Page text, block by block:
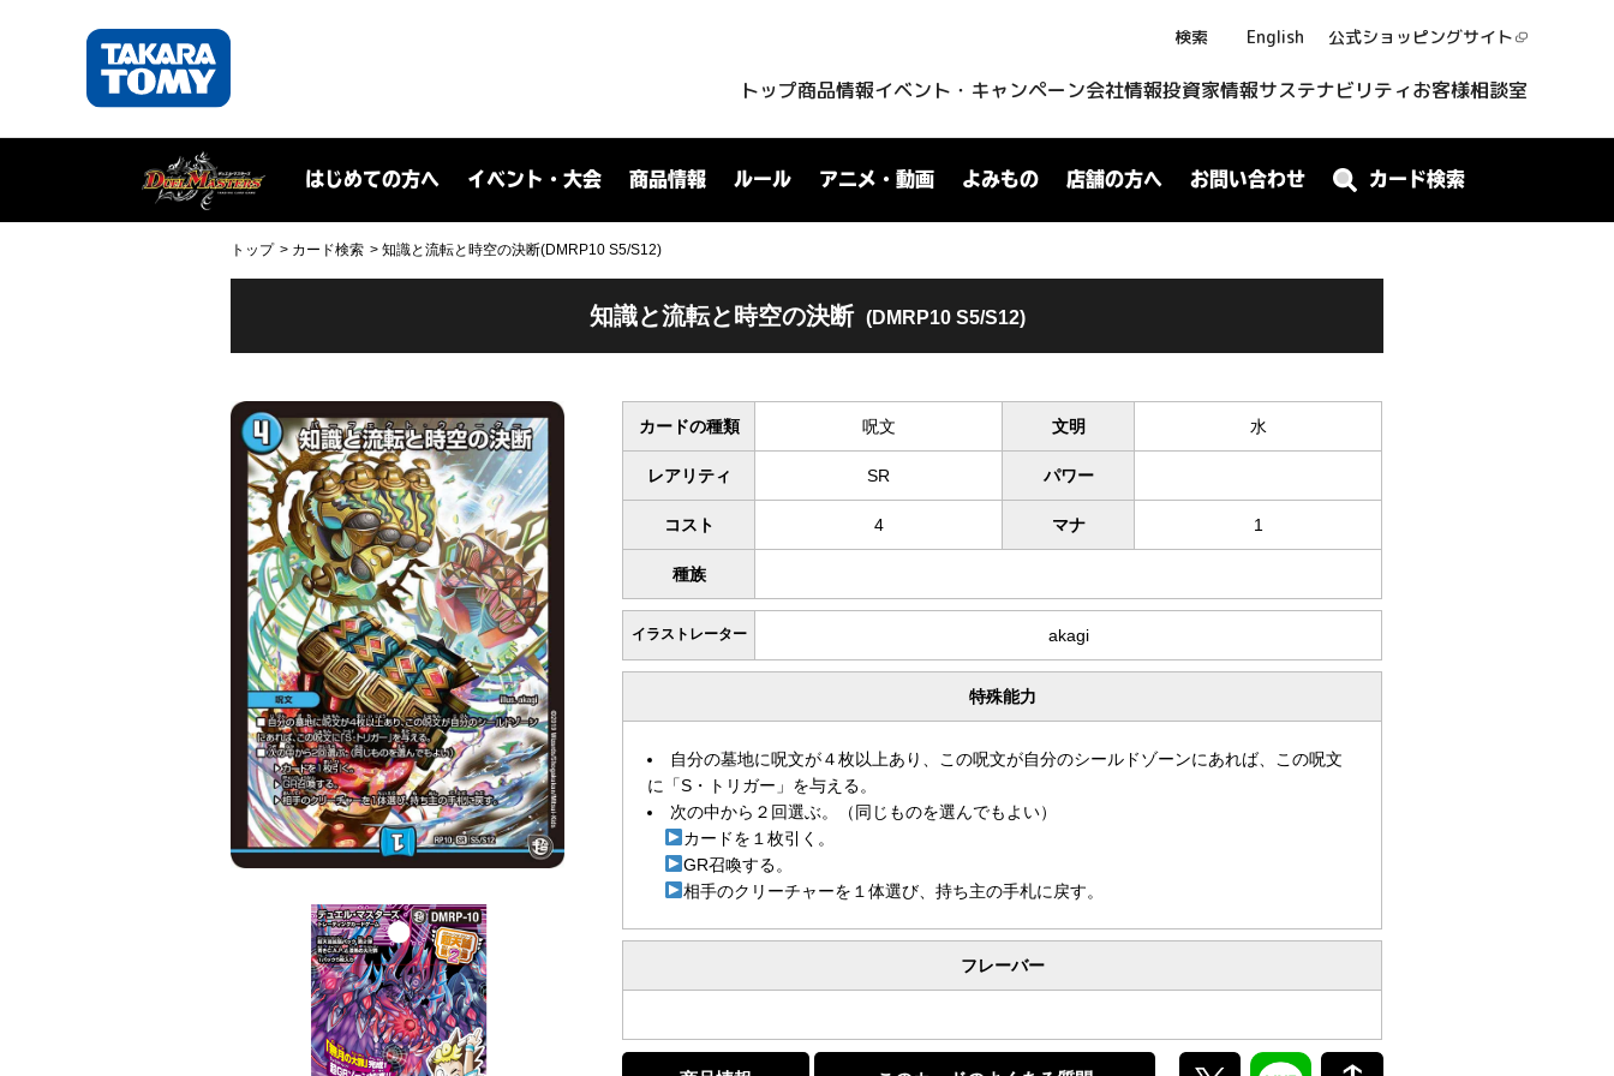
検索 English 公式ショッピングサイト
トップ商品情報イベント・キャンペーン会社情報投資家情報サステナビリティお客様相談室
はじめての方へ イベント・大会 商品情報 ルール アニメ・動画 よみもの 店舗の方へ お問い合わせ カード検索
トップ カード検索 知識と流転と時空の決断(DMRP10 S5/S12)
知識と流転と時空の決断 (DMRP10 S5/S12)
カードの種類 呪文 文明 水
レアリティ SR パワー
コスト 4 マナ 1
種族
イラストレーター akagi
特殊能力
自分の墓地に呪文が４枚以上あり、この呪文が自分のシールドゾーンにあれば、この呪文
に「S・トリガー」を与える。
次の中から２回選ぶ。（同じものを選んでもよい）
カードを１枚引く。
GR召喚する。
相手のクリーチャーを１体選び、持ち主の手札に戻す。
フレーバー